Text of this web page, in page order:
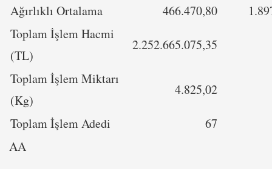
Ağırlıklı Ortalama
466.470,80
Toplam İşlem Hacmi
(TL)
2.252.665.075,35
Toplam İşlem Miktarı
(Kg)
4.825,02
Toplam İşlem Adedi
67
AA